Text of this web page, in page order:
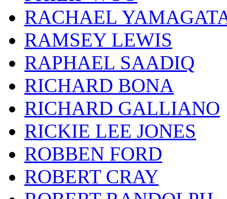
RACHAEL
RAMSEY LEWIS
RAPHAEL SAADIQ
RICHARD BONA
RICHARD GALLIANO
RICKIE LEE JONES
ROBBEN FORD
ROBERT CRAY